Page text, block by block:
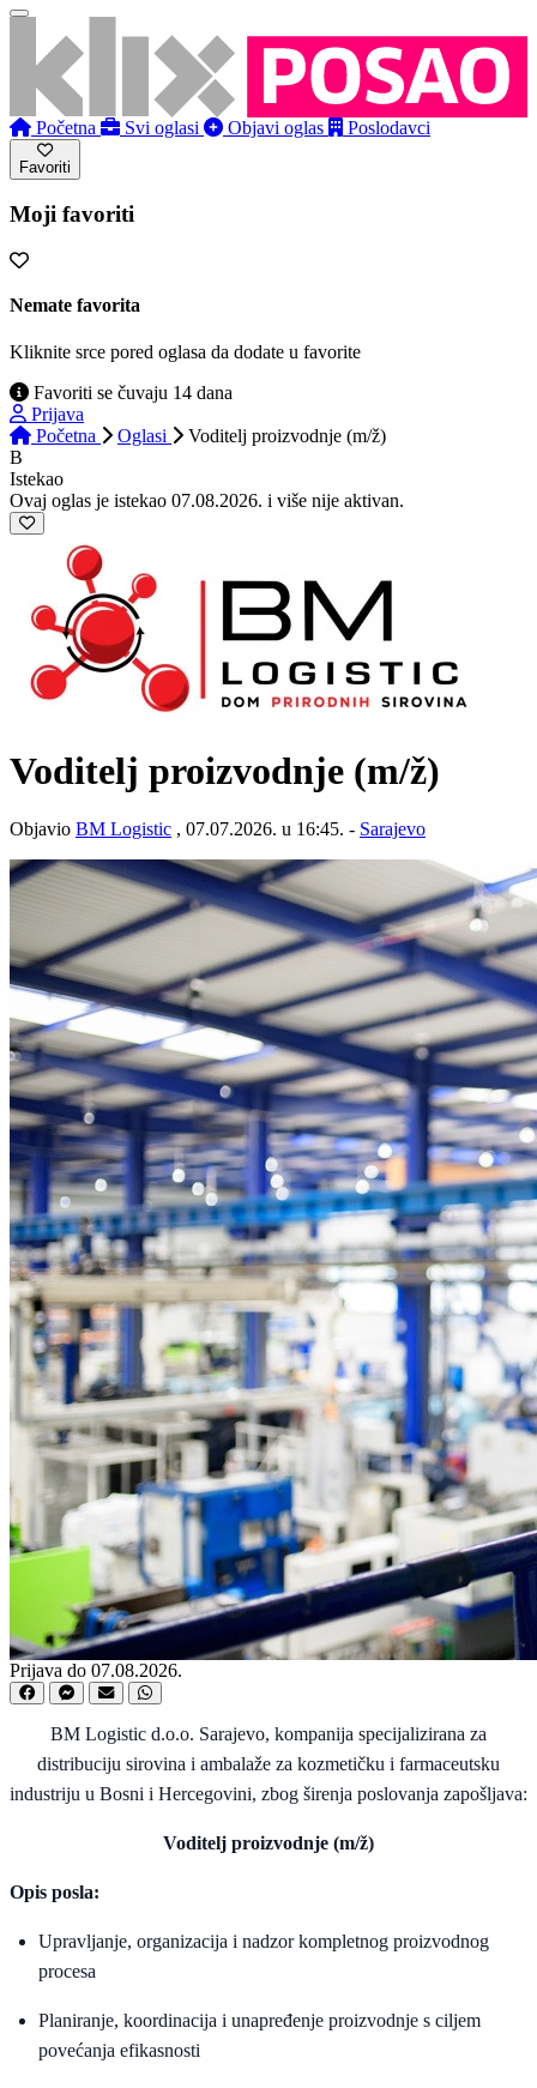
Početna Svi oglasi Objavi oglas Poslodavci
Favoriti
Moji favoriti
Nemate favorita
Kliknite srce pored oglasa da dodate u favorite
Favoriti se čuvaju 14 dana
Prijava
Početna
Oglasi
Voditelj proizvodnje (m/ž)
B
Istekao
Ovaj oglas je istekao 07.08.2026. i više nije aktivan.
Voditelj proizvodnje (m/ž)
Objavio BM Logistic , 07.07.2026. u 16:45. - Sarajevo
Prijava do 07.08.2026.
BM Logistic d.o.o. Sarajevo, kompanija specijalizirana za
distribuciju sirovina i ambalaže za kozmetičku i farmaceutsku
industriju u Bosni i Hercegovini, zbog širenja poslovanja zapošljava:
Voditelj proizvodnje (m/ž)
Opis posla:
Upravljanje, organizacija i nadzor kompletnog proizvodnog
procesa
Planiranje, koordinacija i unapređenje proizvodnje s ciljem
povećanja efikasnosti